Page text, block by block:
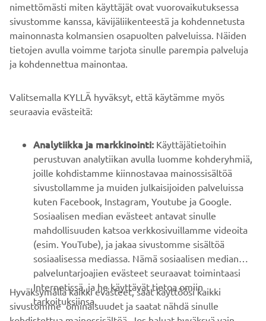
B2B
YAMAHA MUUALLA
ASIAKASTUKI
UUTISKIRJE
Ole ensimmäinen, joka kuulee uusimmista tarjouksista,
erikoistapahtumista, uusista julkaisuista ja paljon muuta...
TILAA
nimettömästi miten käyttäjät ovat vuorovaikutuksessa
sivustomme kanssa, kävijäliikenteestä ja kohdennetusta
mainonnasta kolmansien osapuolten palveluissa. Näiden
tietojen avulla voimme tarjota sinulle parempia palveluja
ja kohdennettua mainontaa.
Valitsemalla KYLLÄ hyväksyt, että käytämme myös
seuraavia evästeitä:
Analytiikka ja markkinointi: Käyttäjätietoihin
perustuvan analytiikan avulla luomme kohderyhmiä,
joille kohdistamme kiinnostavaa mainossisältöä
sivustollamme ja muiden julkaisijoiden palveluissa
kuten Facebook, Instagram, Youtube ja Google.
Sosiaalisen median evästeet antavat sinulle
mahdollisuuden katsoa verkkosivuillamme videoita
(esim. YouTube), ja jakaa sivustomme sisältöä
sosiaalisessa mediassa. Nämä sosiaalisen median
palveluntarjoajien evästeet seuraavat toimintaasi
Internetissä, ja he käyttävät tietoa omiin
tarkoituksiinsa.
Hyväksymällä kaikki evästeet, saat käyttöösi kaikki
sivustomme ominaisuudet ja saatat nähdä sinulle